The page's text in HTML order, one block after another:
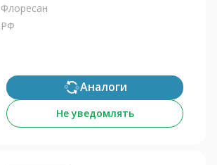
Флоресан
РФ
Аналоги
Не уведомлять